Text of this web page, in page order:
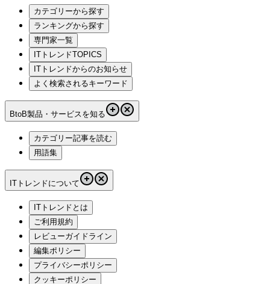
カテゴリーから探す
ランキングから探す
専門家一覧
ITトレンドTOPICS
ITトレンドからのお知らせ
よく検索されるキーワード
BtoB製品・サービスを知る
カテゴリー記事を読む
用語集
ITトレンドについて
ITトレンドとは
ご利用規約
レビューガイドライン
編集ポリシー
プライバシーポリシー
クッキーポリシー